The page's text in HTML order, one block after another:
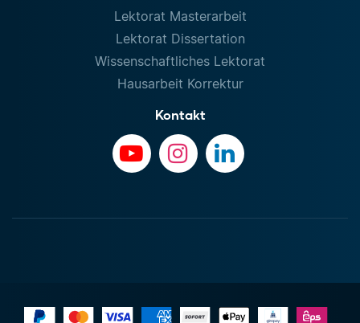
Lektorat Masterarbeit
Lektorat Dissertation
Wissenschaftliches Lektorat
Hausarbeit Korrektur
Kontakt